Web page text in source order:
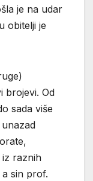
je na udar
obitelji je
brojevi. Od
sada više
iz raznih
sin prof.